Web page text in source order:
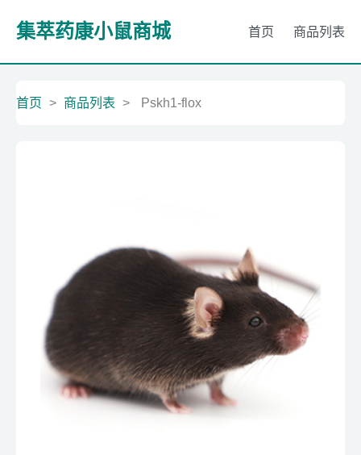
集萃药康小鼠商城 首页 商品列表
首页 > 商品列表 > Pskh1-flox